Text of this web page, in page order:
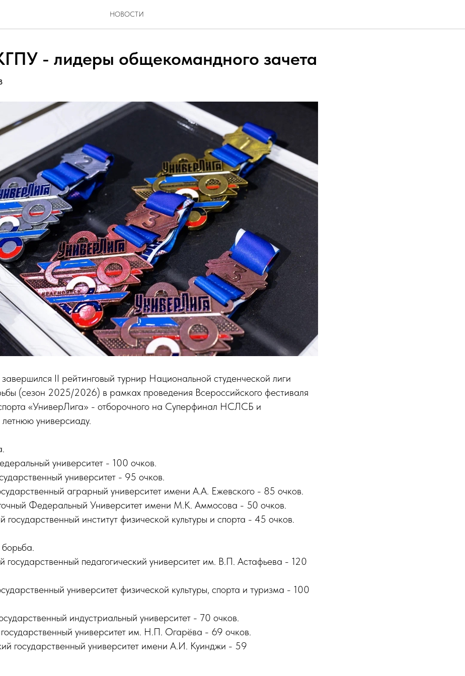
НОВОСТИ
- лидеры общекомандного зачета
II рейтинговый турнир Национальной студенческой лиги
(сезон 2025/2026) в рамках проведения Всероссийского фестиваля
«УниверЛига» - отборочного на Суперфинал НСЛСБ и
универсиаду.
университет - 100 очков.
университет - 95 очков.
аграрный университет имени А.А. Ежевского - 85 очков.
Федеральный Университет имени М.К. Аммосова - 50 очков.
государственный институт физической культуры и спорта - 45 очков.
государственный педагогический университет им. В.П. Астафьева - 120
университет физической культуры, спорта и туризма - 100
индустриальный университет - 70 очков.
университет им. Н.П. Огарёва - 69 очков.
государственный университет имени А.И. Куинджи - 59